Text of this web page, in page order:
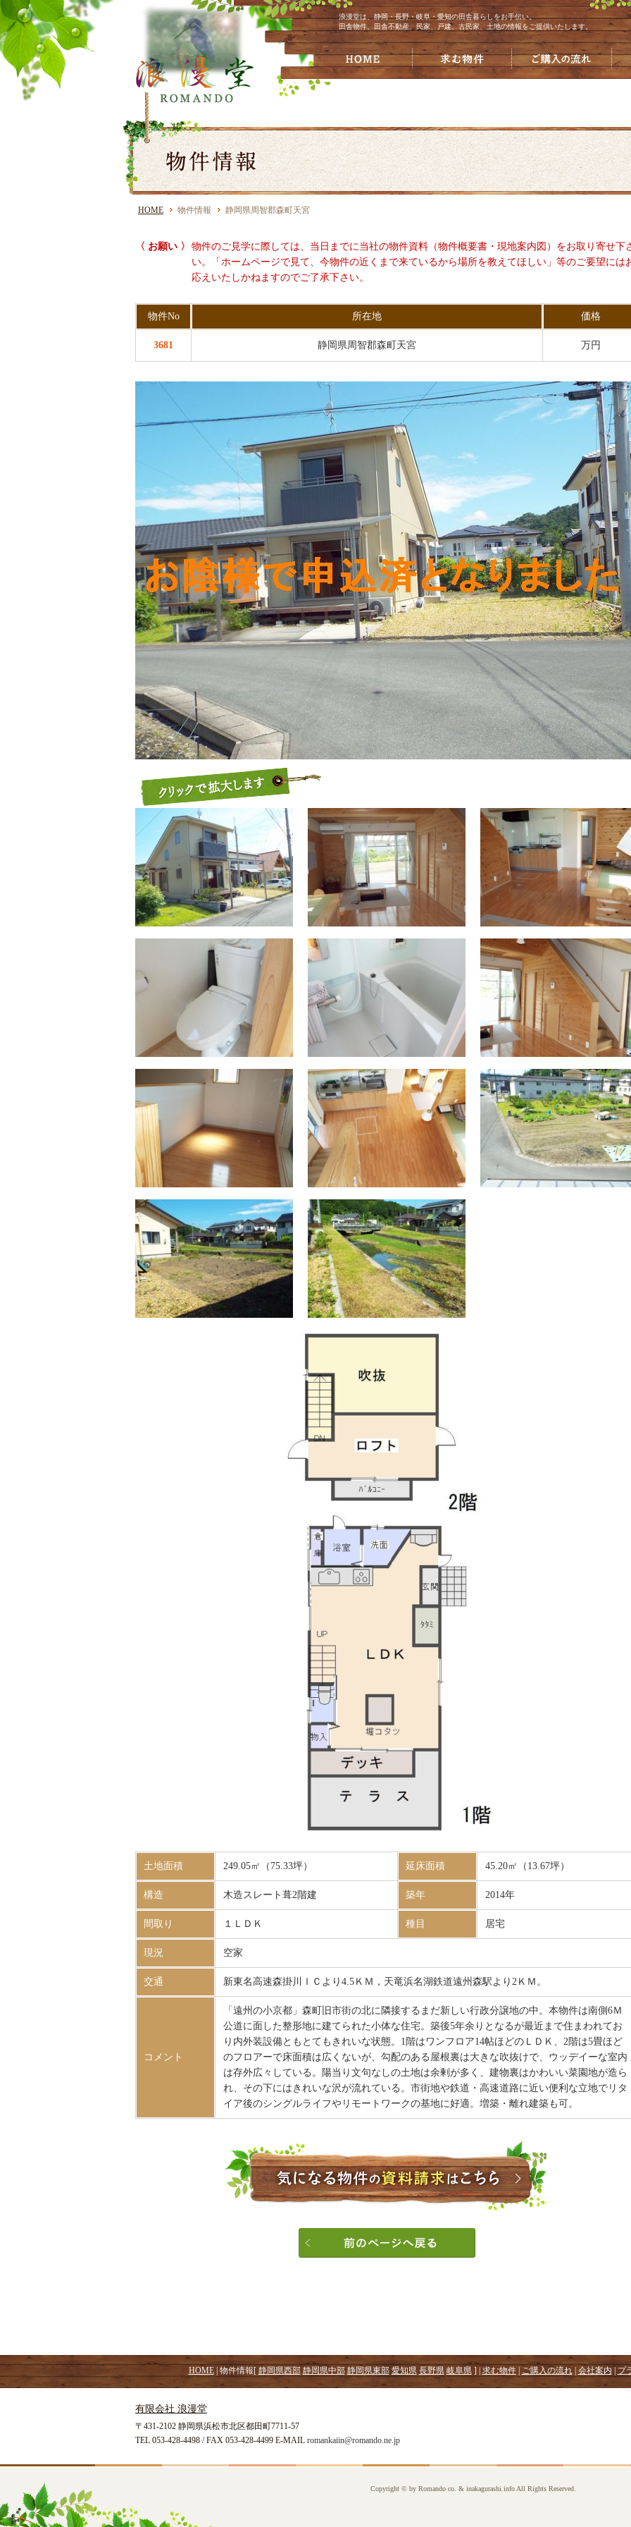
浪漫堂は、静岡・長野・岐阜・愛知の田舎暮らしをお手伝い。
田舎物件、田舎不動産、民家、戸建、古民家、土地の情報をご提供いたします。
HOME 物件情報 静岡県周智郡森町天宮
〈 お願い 〉
物件のご見学に際しては、当日までに当社の物件資料（物件概要書・現地案内図）をお取り寄せ下
い。「ホームページで見て、今物件の近くまで来ているから場所を教えてほしい」等のご要望には
応えいたしかねますのでご了承下さい。
物件No 所在地 価格
3681 静岡県周智郡森町天宮 万円
土地面積 249.05㎡（75.33坪） 延床面積 45.20㎡（13.67坪）
構造 木造スレート葺2階建 築年 2014年
間取り １ＬＤＫ 種目 居宅
現況 空家
交通 新東名高速森掛川ＩＣより4.5ＫＭ，天竜浜名湖鉄道遠州森駅より2ＫＭ。
コメント
「遠州の小京都」森町旧市街の北に隣接するまだ新しい行政分譲地の中。本物件は南側6Ｍ
公道に面した整形地に建てられた小体な住宅。築後5年余りとなるが最近まで住まわれてお
り内外装設備ともとてもきれいな状態。1階はワンフロア14帖ほどのＬＤＫ、2階は5畳ほど
のフロアーで床面積は広くないが、勾配のある屋根裏は大きな吹抜けで、ウッデイーな室内
は存外広々している。陽当り文句なしの土地は余剰が多く、建物裏はかわいい菜園地が造ら
れ、その下にはきれいな沢が流れている。市街地や鉄道・高速道路に近い便利な立地でリタ
イア後のシングルライフやリモートワークの基地に好適。増築・離れ建築も可。
HOME| 物件情報[ 静岡県西部 静岡県中部 静岡県東部 愛知県 長野県 岐阜県] | 求む物件| ご購入の流れ| 会社案内 プ
有限会社 浪漫堂
〒431-2102 静岡県浜松市北区都田町7711-57
TEL 053-428-4498 / FAX 053-428-4499 E-MAIL romankaiin@romando.ne.jp
Copyright © by Romando co. & inakagurashi. info All Rights Reserved.